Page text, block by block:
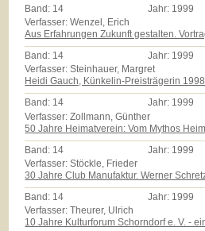
Band: 14 Jahr: 1999
Verfasser: Wenzel, Erich
Aus Erfahrungen Zukunft gestalten.
Band: 14 Jahr: 1999
Verfasser: Steinhauer, Margret
Heidi Gauch, Künkelin-Preisträgerin
Band: 14 Jahr: 1999
Verfasser: Zollmann, Günther
50 Jahre Heimatverein: Vom Mythos
Band: 14 Jahr: 1999
Verfasser: Stöckle, Frieder
30 Jahre Club Manufaktur. Werner
Band: 14 Jahr: 1999
Verfasser: Theurer, Ulrich
10 Jahre Kulturforum Schorndorf e. V. -